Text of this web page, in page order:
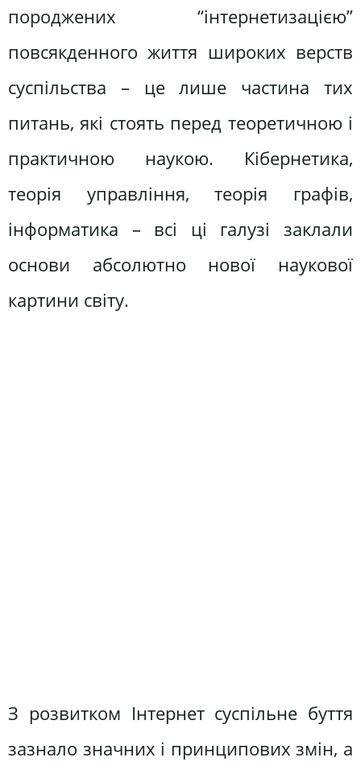
породжених “інтернетизацією”
повсякденного життя широких верств
суспільства – це лише частина тих
питань, які стоять перед теоретичною і
практичною наукою. Кібернетика,
теорія управління, теорія графів,
інформатика – всі ці галузі заклали
основи абсолютно нової наукової
картини світу.
З розвитком Інтернет суспільне буття
зазнало значних і принципових змін, а